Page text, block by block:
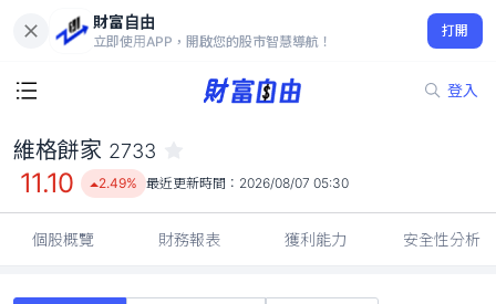
財富自由
立即使用APP，開啟您的股市智慧導航！
打開
登入
11.10
2.49%
維格餅家 2733
11.10 2.49% 最近更新時間： 2026/08/07 05:30
個股概覽 財務報表 獲利能力 安全性分析